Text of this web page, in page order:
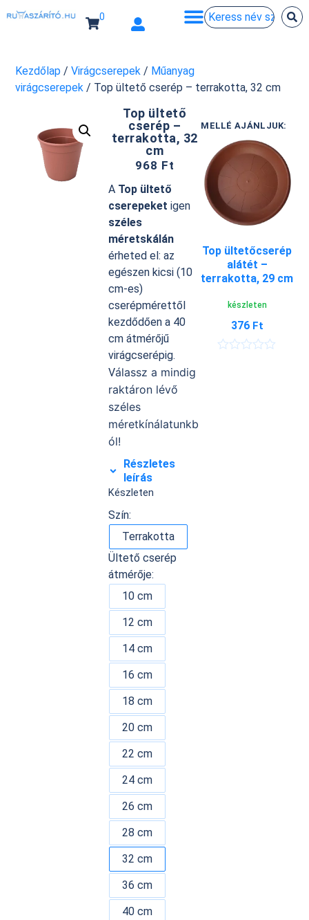
0
Kezdőlap /Virágcserepek / Műanyag
virágcserepek / Top ültető cserép – terrakotta, 32 cm
Top ültető
cserép –
terrakotta, 32
cm
968 Ft
A Top ültető
cserepeket igen
széles
méretskálán
érheted el: az
egészen kicsi (10
cm-es)
cserépmérettől
kezdődően a 40
cm átmérőjű
virágcserépig.
Válassz a mindig
raktáron lévő
széles
méretkínálatunkb
ól!
Részletes
leírás
Készleten
Szín:
Terrakotta
Ültető cserép
átmérője:
10 cm
12 cm
14 cm
16 cm
18 cm
20 cm
22 cm
24 cm
26 cm
28 cm
32 cm
36 cm
40 cm
MELLÉ AJÁNLJUK:
Top ültetőcserép
alátét –
terrakotta, 29 cm
készleten
376 Ft